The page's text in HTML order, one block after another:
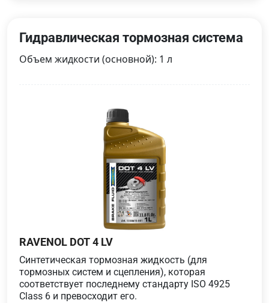
Гидравлическая тормозная система
Объем жидкости (основной): 1 л
RAVENOL DOT 4 LV
Синтетическая тормозная жидкость (для
тормозных систем и сцепления), которая
соответствует последнему стандарту ISO 4925
Class 6 и превосходит его.